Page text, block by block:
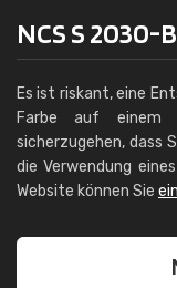
NCS S 2030-
Es ist riskant, eine
Farbe auf einem
sicherzugehen, dass
die Verwendung eines
Website können Sie